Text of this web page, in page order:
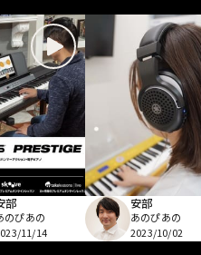
部
のぴあの
11/14
安部
あのぴあの
2023/10/02